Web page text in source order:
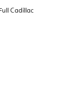
Cadillac